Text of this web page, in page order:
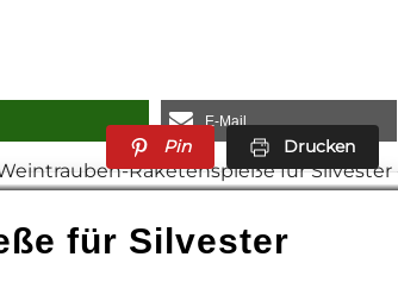
E-Mail
Pin Drucken
für Silvester